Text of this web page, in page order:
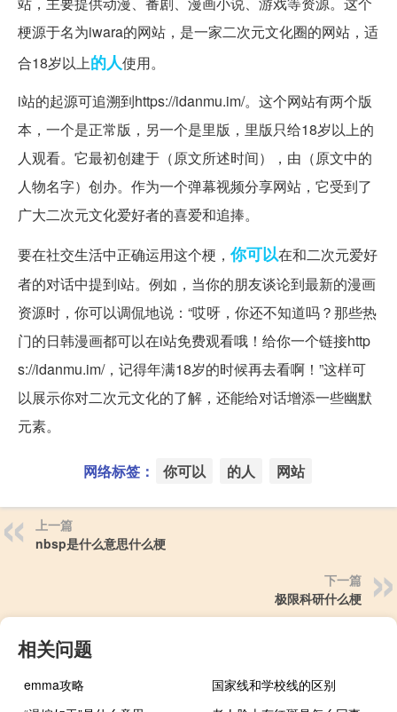
梗源于名为iwara的网站，是一家二次元文化圈的网站，适
合18岁以上的人使用。
i站的起源可追溯到https://idanmu.im/。这个网站有两个版
本，一个是正常版，另一个是里版，里版只给18岁以上的
人观看。它最初创建于（原文所述时间），由（原文中的
人物名字）创办。作为一个弹幕视频分享网站，它受到了
广大二次元文化爱好者的喜爱和追捧。
要在社交生活中正确运用这个梗，你可以在和二次元爱好
者的对话中提到i站。例如，当你的朋友谈论到最新的漫画
资源时，你可以调侃地说：“哎呀，你还不知道吗？那些热
门的日韩漫画都可以在i站免费观看哦！给你一个链接http
s://idanmu.im/，记得年满18岁的时候再去看啊！”这样可
以展示你对二次元文化的了解，还能给对话增添一些幽默
元素。
网络标签： 你可以 的人 网站
上一篇
nbsp是什么意思什么梗
下一篇
极限科研什么梗
相关问题
emma攻略
国家线和学校线的区别